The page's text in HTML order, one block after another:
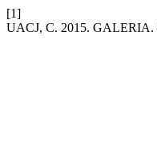
[1]
UACJ, C. 2015. GALERIA.